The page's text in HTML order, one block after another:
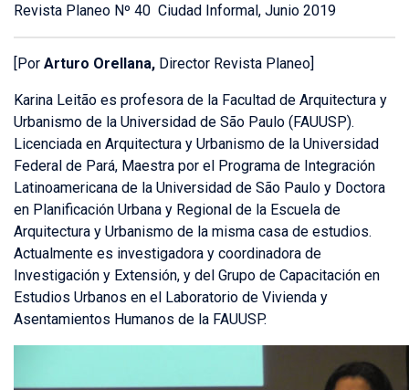
Revista Planeo Nº 40 Ciudad Informal, Junio 2019
[Por Arturo Orellana, Director Revista Planeo]
Karina Leitão es profesora de la Facultad de Arquitectura y
Urbanismo de la Universidad de São Paulo (FAUUSP).
Licenciada en Arquitectura y Urbanismo de la Universidad
Federal de Pará, Maestra por el Programa de Integración
Latinoamericana de la Universidad de São Paulo y Doctora
en Planificación Urbana y Regional de la Escuela de
Arquitectura y Urbanismo de la misma casa de estudios.
Actualmente es investigadora y coordinadora de
Investigación y Extensión, y del Grupo de Capacitación en
Estudios Urbanos en el Laboratorio de Vivienda y
Asentamientos Humanos de la FAUUSP.